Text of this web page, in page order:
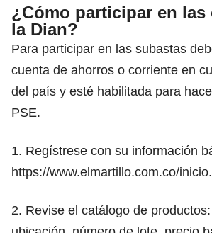
¿Cómo participar en las
la Dian?
Para participar en las subastas
cuenta de ahorros o corriente en
del país y esté habilitada para
PSE.
1. Regístrese con su información
https://www.elmartillo.com.co/inicio.
2. Revise el catálogo de